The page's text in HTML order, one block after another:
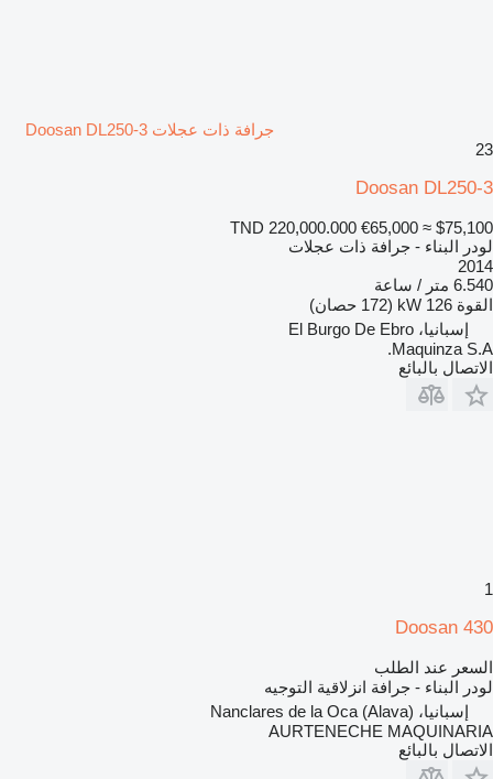
جرافة ذات عجلات Doosan DL250-3
23
Doosan DL250-3
TND 220,000.000 €65,000 ≈ $75,100
لودر البناء - جرافة ذات عجلات
2014
6.540 متر / ساعة
القوة 126 kW (172 حصان)
إسبانيا، El Burgo De Ebro
Maquinza S.A.
الاتصال بالبائع
1
Doosan 430
السعر عند الطلب
لودر البناء - جرافة انزلاقية التوجيه
إسبانيا، Nanclares de la Oca (Alava)
AURTENECHE MAQUINARIA
الاتصال بالبائع